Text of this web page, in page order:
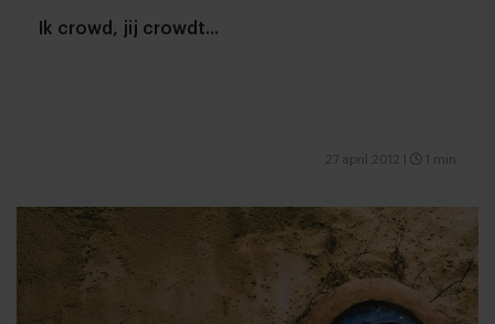
Ik crowd, jij crowdt...
27 april 2012 1 min